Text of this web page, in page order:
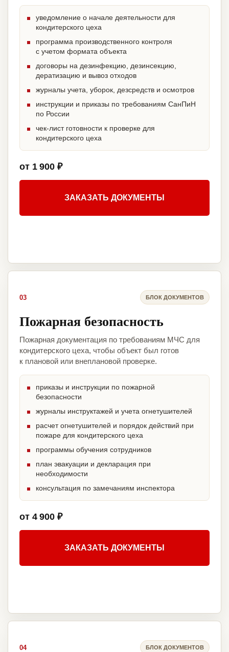
уведомление о начале деятельности для
кондитерского цеха
программа производственного контроля
с учетом формата объекта
договоры на дезинфекцию, дезинсекцию,
дератизацию и вывоз отходов
журналы учета, уборок, дезсредств и осмотров
инструкции и приказы по требованиям СанПиН
по России
чек-лист готовности к проверке для
кондитерского цеха
от 1 900 ₽
ЗАКАЗАТЬ ДОКУМЕНТЫ
03 БЛОК ДОКУМЕНТОВ
Пожарная безопасность
Пожарная документация по требованиям МЧС для
кондитерского цеха, чтобы объект был готов
к плановой или внеплановой проверке.
приказы и инструкции по пожарной
безопасности
журналы инструктажей и учета огнетушителей
расчет огнетушителей и порядок действий при
пожаре для кондитерского цеха
программы обучения сотрудников
план эвакуации и декларация при
необходимости
консультация по замечаниям инспектора
от 4 900 ₽
ЗАКАЗАТЬ ДОКУМЕНТЫ
04 БЛОК ДОКУМЕНТОВ